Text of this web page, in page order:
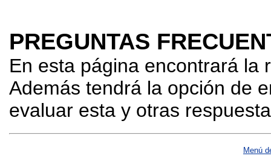
PREGUNTAS
En esta página encontrará la
Además tendrá la opción de
evaluar esta y otras
Menú